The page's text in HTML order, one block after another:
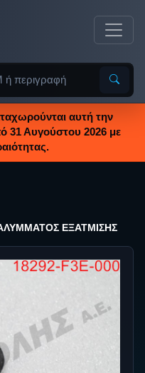
αυτή την
31 Αυγούστου 2026 με
ΕΞΑΤΜΙΣΗΣ